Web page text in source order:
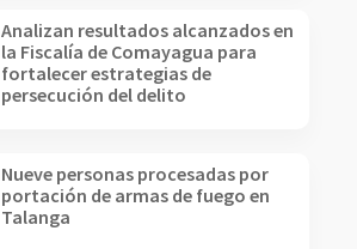
Analizan resultados alcanzados en
la Fiscalía de Comayagua para
fortalecer estrategias de
persecución del delito
Nueve personas procesadas por
portación de armas de fuego en
Talanga